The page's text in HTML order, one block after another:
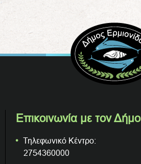
Επικοινωνία με τον Δήμο
Τηλεφωνικό Κέντρο:
2754360000